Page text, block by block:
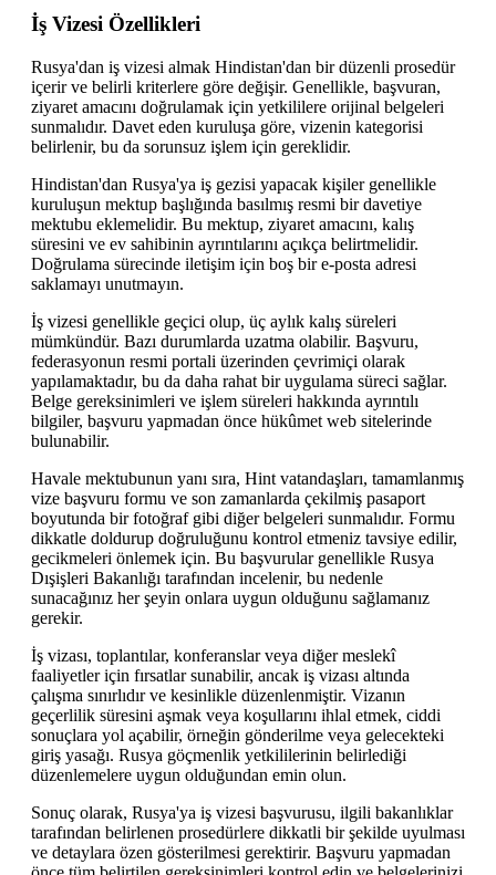
İş Vizesi Özellikleri
Rusya'dan iş vizesi almak Hindistan'dan bir düzenli prosedür
içerir ve belirli kriterlere göre değişir. Genellikle, başvuran,
ziyaret amacını doğrulamak için yetkililere orijinal belgeleri
sunmalıdır. Davet eden kuruluşa göre, vizenin kategorisi
belirlenir, bu da sorunsuz işlem için gereklidir.
Hindistan'dan Rusya'ya iş gezisi yapacak kişiler genellikle
kuruluşun mektup başlığında basılmış resmi bir davetiye
mektubu eklemelidir. Bu mektup, ziyaret amacını, kalış
süresini ve ev sahibinin ayrıntılarını açıkça belirtmelidir.
Doğrulama sürecinde iletişim için boş bir e-posta adresi
saklamayı unutmayın.
İş vizesi genellikle geçici olup, üç aylık kalış süreleri
mümkündür. Bazı durumlarda uzatma olabilir. Başvuru,
federasyonun resmi portali üzerinden çevrimiçi olarak
yapılamaktadır, bu da daha rahat bir uygulama süreci sağlar.
Belge gereksinimleri ve işlem süreleri hakkında ayrıntılı
bilgiler, başvuru yapmadan önce hükûmet web sitelerinde
bulunabilir.
Havale mektubunun yanı sıra, Hint vatandaşları, tamamlanmış
vize başvuru formu ve son zamanlarda çekilmiş pasaport
boyutunda bir fotoğraf gibi diğer belgeleri sunmalıdır. Formu
dikkatle doldurup doğruluğunu kontrol etmeniz tavsiye edilir,
gecikmeleri önlemek için. Bu başvurular genellikle Rusya
Dışişleri Bakanlığı tarafından incelenir, bu nedenle
sunacağınız her şeyin onlara uygun olduğunu sağlamanız
gerekir.
İş vizası, toplantılar, konferanslar veya diğer meslekî
faaliyetler için fırsatlar sunabilir, ancak iş vizası altında
çalışma sınırlıdır ve kesinlikle düzenlenmiştir. Vizanın
geçerlilik süresini aşmak veya koşullarını ihlal etmek, ciddi
sonuçlara yol açabilir, örneğin gönderilme veya gelecekteki
giriş yasağı. Rusya göçmenlik yetkililerinin belirlediği
düzenlemelere uygun olduğundan emin olun.
Sonuç olarak, Rusya'ya iş vizesi başvurusu, ilgili bakanlıklar
tarafından belirlenen prosedürlere dikkatli bir şekilde uyulması
ve detaylara özen gösterilmesi gerektirir. Başvuru yapmadan